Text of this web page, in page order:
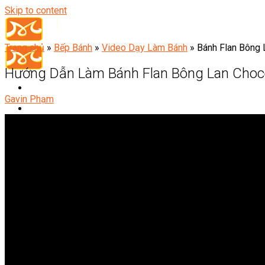
Skip to content
Trang chủ » Bếp Bánh » Video Dạy Làm Bánh » Bánh Flan Bông
Hướng Dẫn Làm Bánh Flan Bông Lan
Gavin Phạm